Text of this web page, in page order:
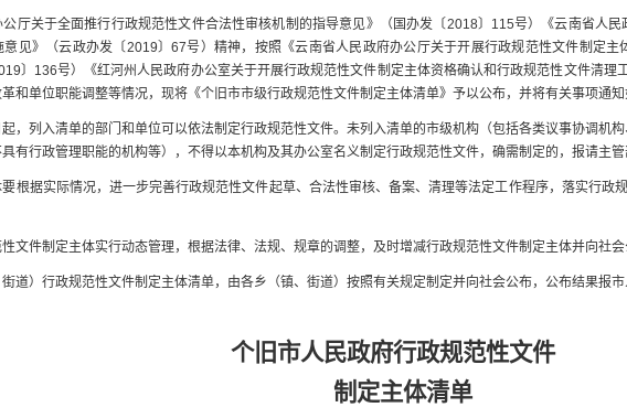
关于全面推行行政规范性文件合法性审核机制的指导意见》（国办发〔2018〕115号）《云南省人民
见》（云政办发〔2019〕67号）精神，按照《云南省人民政府办公厅关于开展行政规范性文件制定
〕136号）《红河州人民政府办公室关于开展行政规范性文件制定主体资格确认和行政规范性文件清理
和单位职能调整等情况，现将《个旧市市级行政规范性文件制定主体清单》予以公布，并将有关事项通
列入清单的部门和单位可以依法制定行政规范性文件。未列入清单的市级机构（包括各类议事协调机
有行政管理职能的机构等），不得以本机构及其办公室名义制定行政规范性文件，确需制定的，报请主
据实际情况，进一步完善行政规范性文件起草、合法性审核、备案、清理等法定工作程序，落实行政
件制定主体实行动态管理，根据法律、法规、规章的调整，及时增减行政规范性文件制定主体并向社会
）行政规范性文件制定主体清单，由各乡（镇、街道）按照有关规定制定并向社会公布，公布结果报市
个旧市人民政府行政规范性文件
制定主体清单